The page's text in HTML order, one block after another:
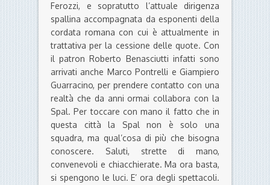
Ferozzi, e sopratutto l’attuale dirigenza
spallina accompagnata da esponenti della
cordata romana con cui è attualmente in
trattativa per la cessione delle quote. Con
il patron Roberto Benasciutti infatti sono
arrivati anche Marco Pontrelli e Giampiero
Guarracino, per prendere contatto con una
realtà che da anni ormai collabora con la
Spal. Per toccare con mano il fatto che in
questa città la Spal non è solo una
squadra, ma qual’cosa di più che bisogna
conoscere. Saluti, strette di mano,
convenevoli e chiacchierate. Ma ora basta,
si spengono le luci. E’ ora degli spettacoli.